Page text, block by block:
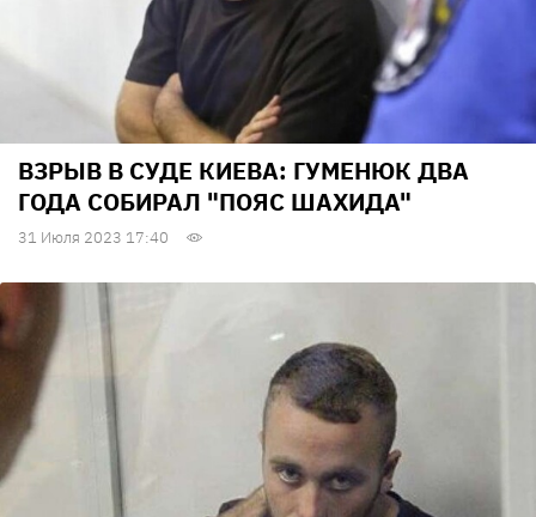
ВЗРЫВ В СУДЕ КИЕВА: ГУМЕНЮК ДВА
ГОДА СОБИРАЛ "ПОЯС ШАХИДА"
31 Июля 2023 17:40